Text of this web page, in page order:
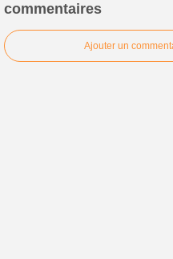
commentaires
Ajouter un